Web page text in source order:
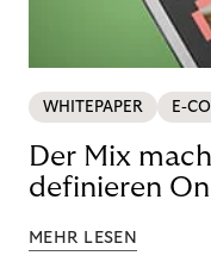
WHITEPAPER E-
Der Mix
definieren
MEHR LESEN